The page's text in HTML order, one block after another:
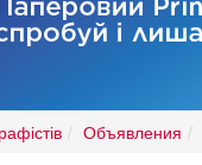
Объявления